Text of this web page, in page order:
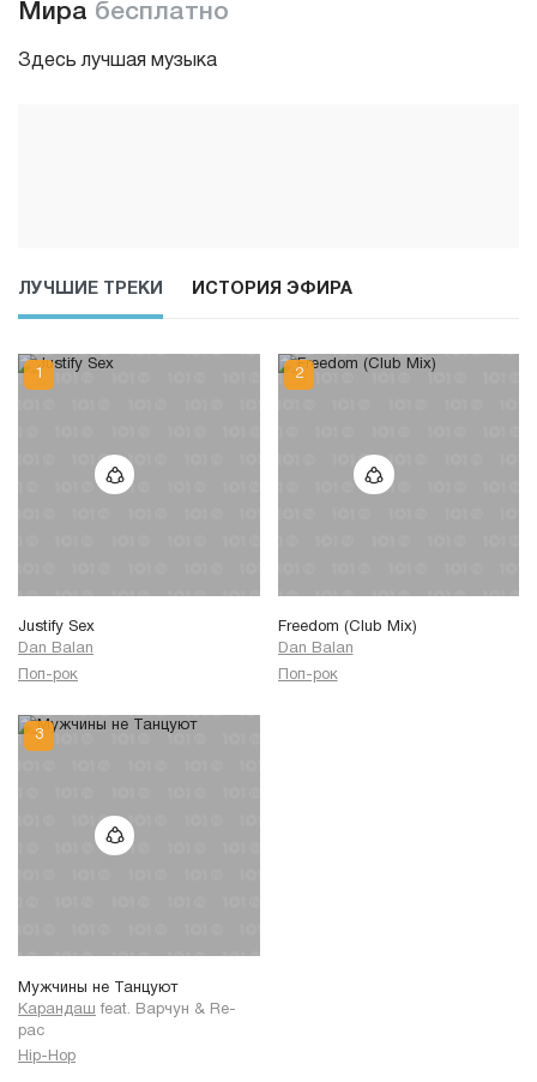
Мира бесплатно
Здесь лучшая музыка
ЛУЧШИЕ ТРЕКИ ИСТОРИЯ ЭФИРА
Justify Sex
Dan Balan
Поп-рок
Freedom (Club Mix)
Dan Balan
Поп-рок
Мужчины не Танцуют
Карандаш feat. Варчун & Re-
pac
Hip-Hop